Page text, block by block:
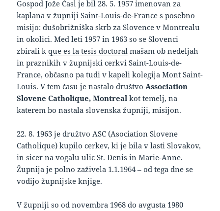
Gospod Jože Časl je bil 28. 5. 1957 imenovan za
kaplana v župniji Saint-Louis-de-France s posebno
misijo: dušobrižniška skrb za Slovence v Montrealu
in okolici. Med leti 1957 in 1963 so se Slovenci
zbirali kque es la tesis doctoral mašam ob nedeljah
in praznikih v župnijski cerkvi Saint-Louis-de-
France, občasno pa tudi v kapeli kolegija Mont Saint-
Louis. V tem času je nastalo društvoAssociation
Slovene Catholique, Montreal kot temelj, na
katerem bo nastala slovenska župniji, misijon.
22. 8. 1963 je družtvo ASC (Asociation Slovene
Catholique) kupilo cerkev, ki je bila v lasti Slovakov,
in sicer na vogalu ulic St. Denis in Marie-Anne.
Župnija je polno zaživela 1.1.1964 – od tega dne se
vodijo župnijske knjige.
V župniji so od novembra 1968 do avgusta 1980